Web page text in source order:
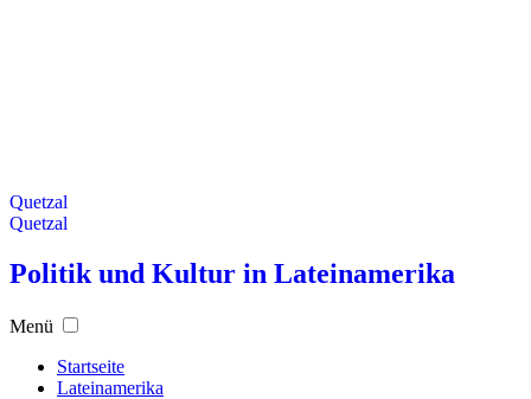
Quetzal
Quetzal
Politik und Kultur in Lateinamerika
Menü
Startseite
Lateinamerika